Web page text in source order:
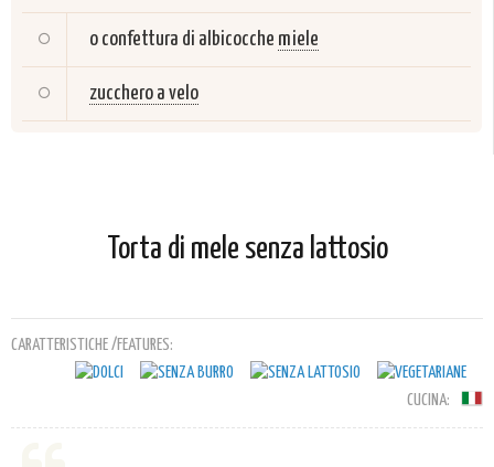
o confettura di albicocche miele
zucchero a velo
Torta di mele senza lattosio
CARATTERISTICHE /FEATURES:
CUCINA: